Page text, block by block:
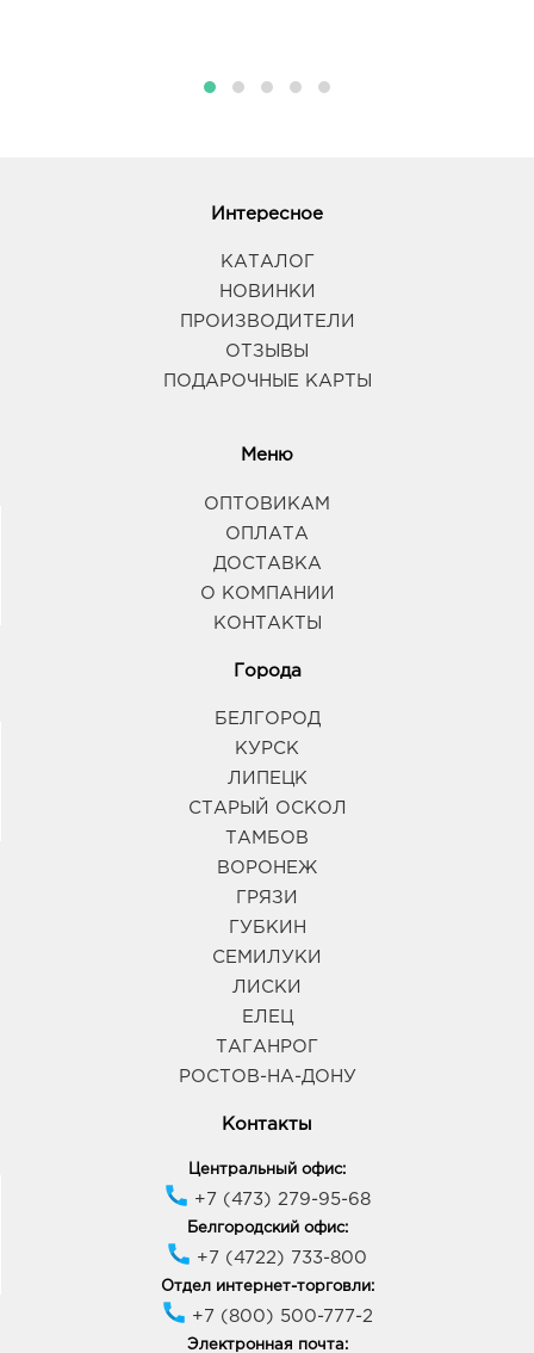
Интересное
КАТАЛОГ
НОВИНКИ
ПРОИЗВОДИТЕЛИ
ОТЗЫВЫ
ПОДАРОЧНЫЕ КАРТЫ
Меню
ОПТОВИКАМ
ОПЛАТА
ДОСТАВКА
О КОМПАНИИ
КОНТАКТЫ
Города
БЕЛГОРОД
КУРСК
ЛИПЕЦК
СТАРЫЙ ОСКОЛ
ТАМБОВ
ВОРОНЕЖ
ГРЯЗИ
ГУБКИН
СЕМИЛУКИ
ЛИСКИ
ЕЛЕЦ
ТАГАНРОГ
РОСТОВ-НА-ДОНУ
Контакты
Центральный офис:
+7 (473) 279-95-68
Белгородский офис:
+7 (4722) 733-800
Отдел интернет-торговли:
+7 (800) 500-777-2
Электронная почта: